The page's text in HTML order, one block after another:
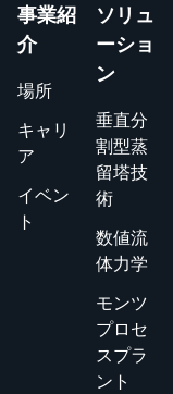
事業紹
介
場所
キャリ
ア
イベン
ト
ソリュ
ーショ
ン
垂直分
割型蒸
留塔技
術
数値流
体力学
モンツ
プロセ
スプラ
ント